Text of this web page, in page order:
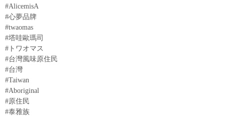
#AlicemisA
#心夢品牌
#twaomas
#塔哇歐瑪司
#トワオマス
#台灣風味原住民
#台灣
#Taiwan
#Aboriginal
#原住民
#泰雅族